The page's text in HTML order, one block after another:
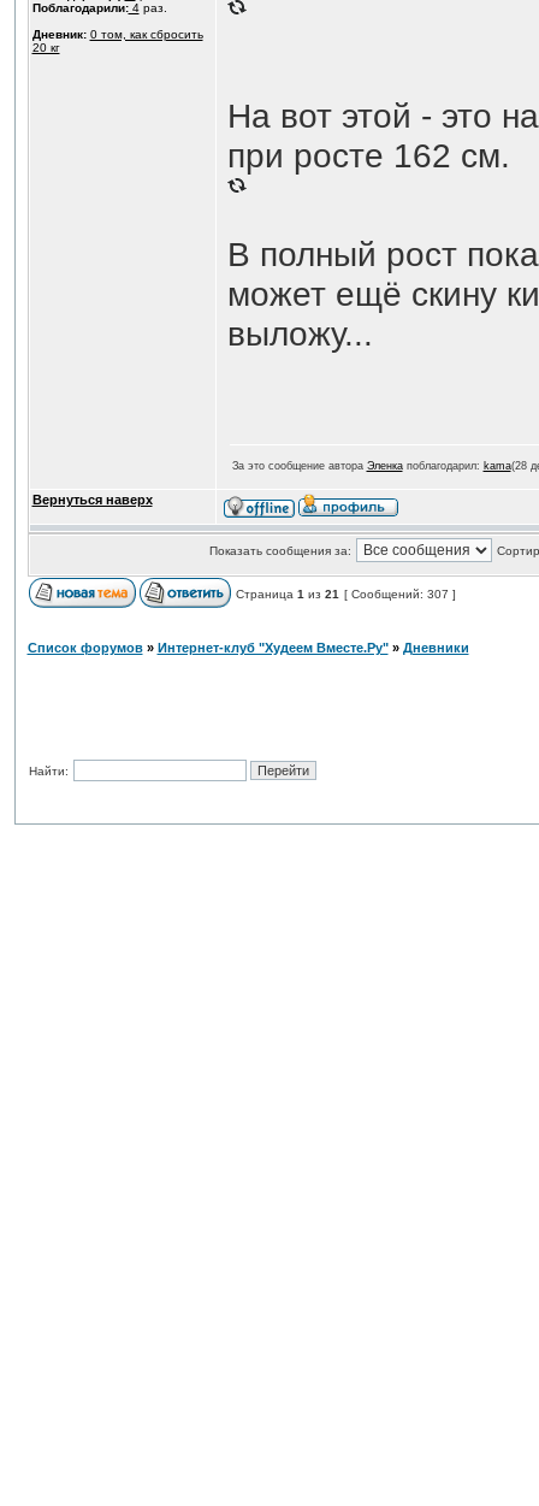
Поблагодарили:4раз.
Дневник: 0 том, как сбросить
20 кг
На вот этой - это
при росте 162 см.
В полный рост
может ещё скину
выложу...
За это сообщение автора Эленкапоблагодарил: kama(28
Вернуться наверх
Показать сообщения за:
Страница 1 из 21 [ Сообщений: 307 ]
Список форумов» Интернет-клуб "Худеем Вместе.Ру"» Дневники
Найти: